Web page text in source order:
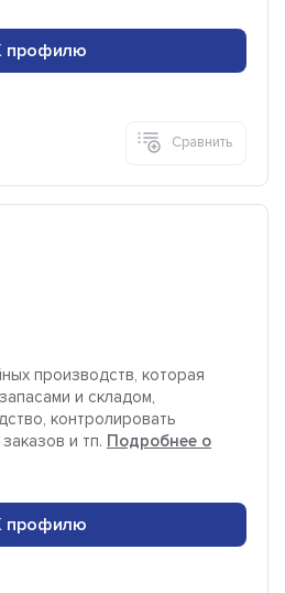
профилю
Сравнить
производств, которая
и складом,
контролировать
и тп. Подробнее о
профилю